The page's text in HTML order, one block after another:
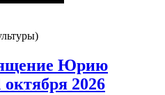
Юрию
2026